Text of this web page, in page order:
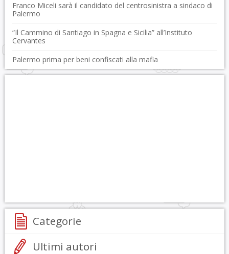
Franco Miceli sarà il candidato del centrosinistra a sindaco di
Palermo
“Il Cammino di Santiago in Spagna e Sicilia” all’Instituto
Cervantes
Palermo prima per beni confiscati alla mafia
Categorie
Ultimi autori